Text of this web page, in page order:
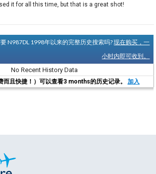
it for all this time, but that is a great shot!
N987DL 1998年以来的完整历史搜索吗?现在购买，一
小时内即可收到。
No Recent History Data
而且快捷！）可以查看3 months的历史记录。 加入